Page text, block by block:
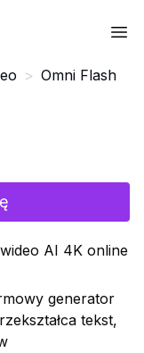
> Omni Flash
AI 4K online
generator
tekst,